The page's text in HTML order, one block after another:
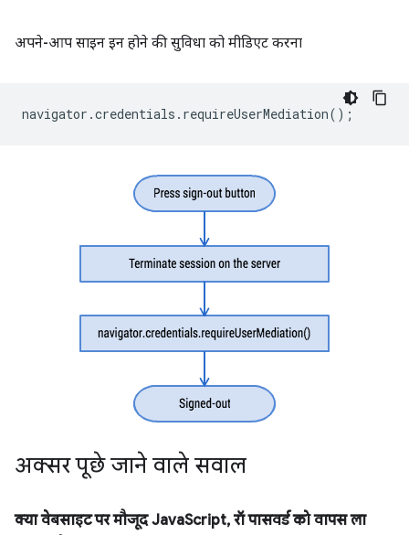
अपने-आप साइन इन होने की सुविधा को मीडिएट करना
navigator .credentials . requireUserMediation();
अक्सर पूछे जाने वाले सवाल
क्या वेबसाइट पर मौजूद JavaScript, रॉ पासवर्ड को वापस ला